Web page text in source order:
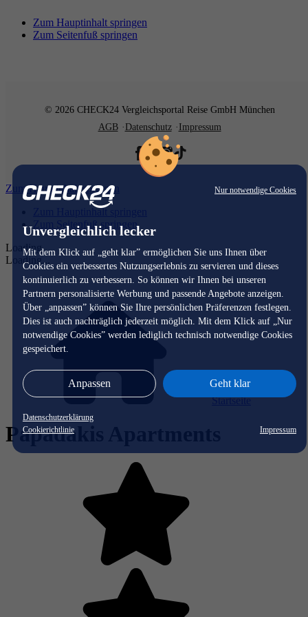
Nur notwendige Cookies
Unvergleichlich lecker
Mit dem Klick auf „geht klar” ermöglichen Sie uns Ihnen über
Cookies ein verbessertes Nutzungserlebnis zu servieren und dieses
kontinuierlich zu verbessern. So können wir Ihnen bei unseren
Partnern personalisierte Werbung und passende Angebote anzeigen.
Über „anpassen” können Sie Ihre persönlichen Präferenzen festlegen.
Dies ist auch nachträglich jederzeit möglich. Mit dem Klick auf „Nur
notwendige Cookies” werden lediglich technisch notwendige Cookies
gespeichert.
Anpassen Geht klar
Datenschutzerklärung
Cookierichtlinie
Impressum
Zum Hauptinhalt springen
Zum Seitenfuß springen
© 2026 CHECK24 Vergleichsportal Reise GmbH München
AGB
Datenschutz Impressum
Zum Hauptinhalt springen
Zum Hauptinhalt springen
Zum Seitenfuß springen
Loading...
Loading...
Startseite
Papadakis Apartments